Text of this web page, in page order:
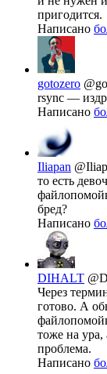
пригодится.
Написано
gotozero
rsync —
Написано
Iliapan
то есть
бред?
Написано
DIHALT
Через
готово. А
тоже на ура,
проблема.
Написано